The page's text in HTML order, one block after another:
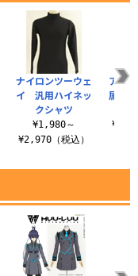
ナイロンツーウェ
イ 汎用ハイネッ
クシャツ
¥1,980～
¥2,970（税込）
アニ
属柊